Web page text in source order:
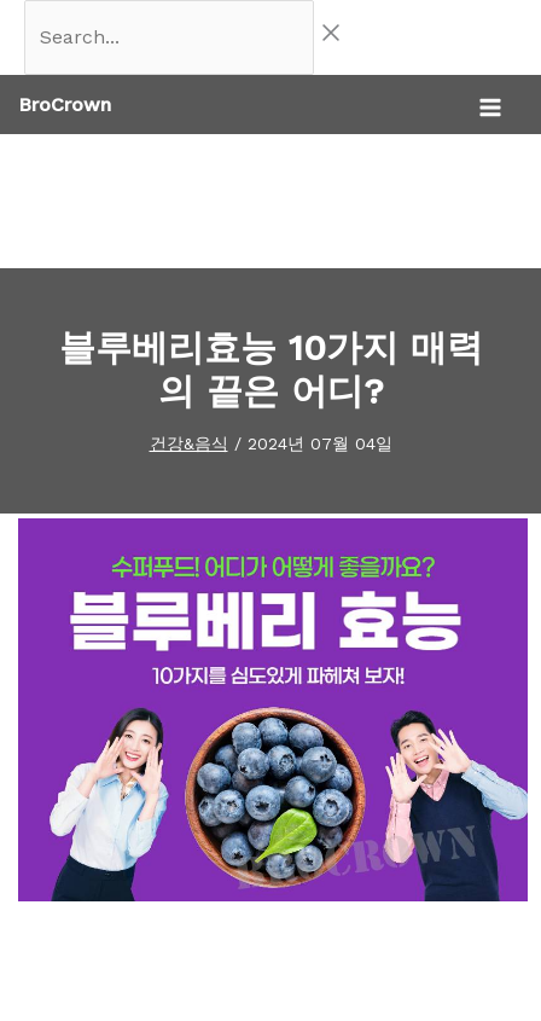
BroCrown
블루베리효능 10가지 매력
의 끝은 어디?
건강&음식 / 2024년 07월 04일